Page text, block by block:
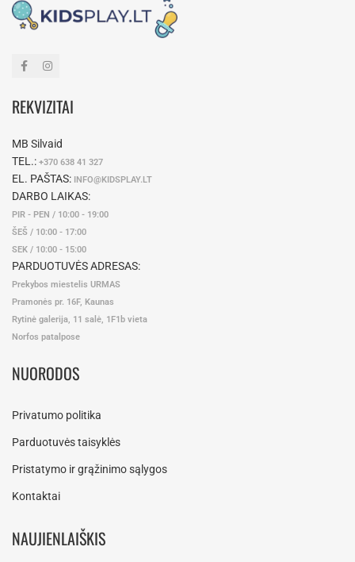
REKVIZITAI
MB Silvaid
TEL.: +370 638 41 327
EL. PAŠTAS: INFO@KIDSPLAY.LT
DARBO LAIKAS:
PIR - PEN / 10:00 - 19:00
ŠEŠ / 10:00 - 17:00
SEK / 10:00 - 15:00
PARDUOTUVĖS ADRESAS:
Prekybos miestelis URMAS
Pramonės pr. 16F, Kaunas
Rytinė galerija, 11 salė, 1F1b vieta
Norfos patalpose
NUORODOS
Privatumo politika
Parduotuvės taisyklės
Pristatymo ir grąžinimo sąlygos
Kontaktai
NAUJIENLAIŠKIS